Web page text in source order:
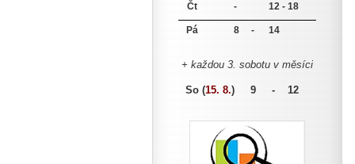
Čt - 12 - 18
Pá 8 - 14
+ každou 3. sobotu v měsíci
So (15. 8.) 9 - 12